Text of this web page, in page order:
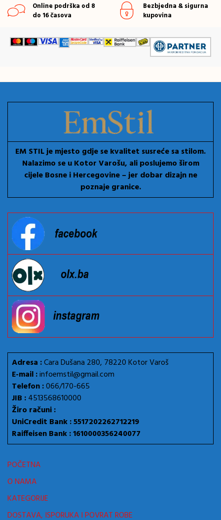
Online podrška od 8
do 16 časova
Bezbjedna & sigurna
kupovina
EM STIL je mjesto gdje se kvalitet susreće sa stilom.
Nalazimo se u Kotor Varošu, ali poslujemo širom
cijele Bosne i Hercegovine – jer dobar dizajn ne
poznaje granice.
Adresa :Cara Dušana 280, 78220 Kotor Varoš
E-mail :infoemstil@gmail.com
Telefon :066/170-665
JIB :4513568610000
Žiro računi :
UniCredit Bank : 5517202262712219
Raiffeisen Bank : 1610000356240077
POČETNA
O NAMA
KATEGORIJE
DOSTAVA, ISPORUKA I POVRAT ROBE